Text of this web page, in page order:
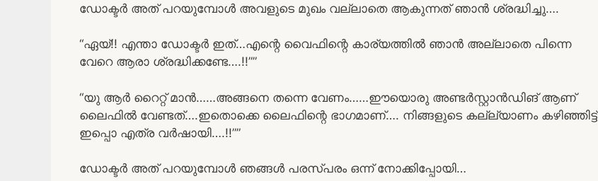
ഡോക്ടർ അത് പറയുമ്പോൾ അവളുടെ മുഖം വല്ലാതെ ആകുന്നത് ഞാൻ ശ്രദ്ധിച്ചു….
“ഏയ്‌!! എന്താ ഡോക്ടർ ഇത്…എന്റെ വൈഫിന്റെ കാര്യത്തിൽ ഞാൻ അല്ലാതെ പിന്നെ
വേറെ ആരാ ശ്രദ്ധിക്കണ്ടേ….!!””
“യു ആർ റൈറ്റ് മാൻ……അങ്ങനെ തന്നെ വേണം……ഈയൊരു അണ്ടർസ്റ്റാൻഡിങ് ആണ്
ലൈഫിൽ വേണ്ടത്….ഇതൊക്കെ ലൈഫിന്റെ ഭാഗമാണ്…. നിങ്ങളുടെ കല്ല്യാണം കഴിഞ്ഞിട്ട്
ഇപ്പൊ എത്ര വർഷായി….!!””
ഡോക്ടർ അത് പറയുമ്പോൾ ഞങ്ങൾ പരസ്പരം ഒന്ന് നോക്കിപ്പോയി…